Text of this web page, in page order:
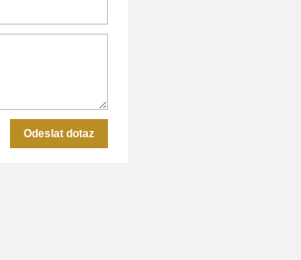
Odeslat dotaz